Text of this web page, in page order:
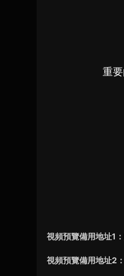
視頻預覽備用地址1：
視頻預覽備用地址2：